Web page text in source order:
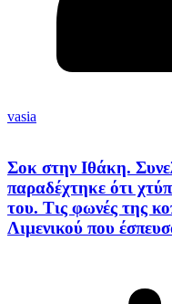
vasia
Σοκ στην Ιθάκη.
παραδέχτηκε ότι
του. Τις φωνές της
Λιμενικού που